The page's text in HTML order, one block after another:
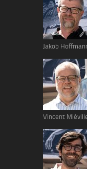
Jakob
Vincent